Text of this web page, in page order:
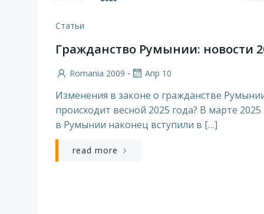
Статьи
Гражданство Румынии: новости
Romania 2009 - Апр 10
Изменения в законе о гражданстве
происходит весной 2025 года? В марте 2025
в Румынии наконец вступили в […]
read more